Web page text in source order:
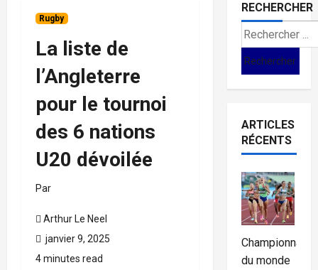
Rugby
La liste de
l’Angleterre
pour le tournoi
des 6 nations
U20 dévoilée
Par
Arthur Le Neel
janvier 9, 2025
4 minutes read
RECHERCHER
Search
for:
ARTICLES
RÉCENTS
Championnat
du monde